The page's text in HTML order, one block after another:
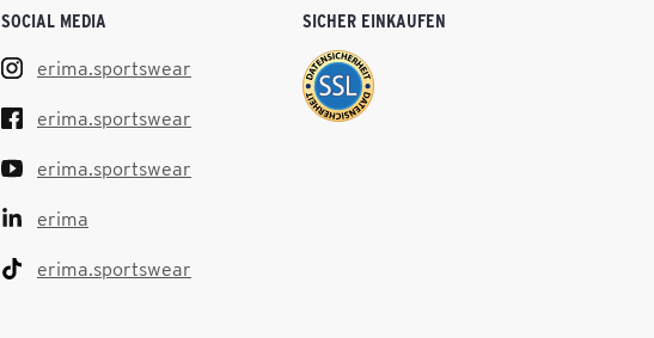
SOCIAL MEDIA
erima.sportswear
erima.sportswear
erima.sportswear
erima
erima.sportswear
SICHER EINKAUFEN